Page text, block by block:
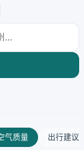
气质量 出行建议